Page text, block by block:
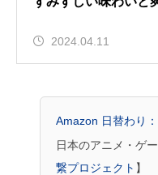
2024.04.11
Amazon 日替わり
日本のアニメ・ゲ
繋プロジェクト 】